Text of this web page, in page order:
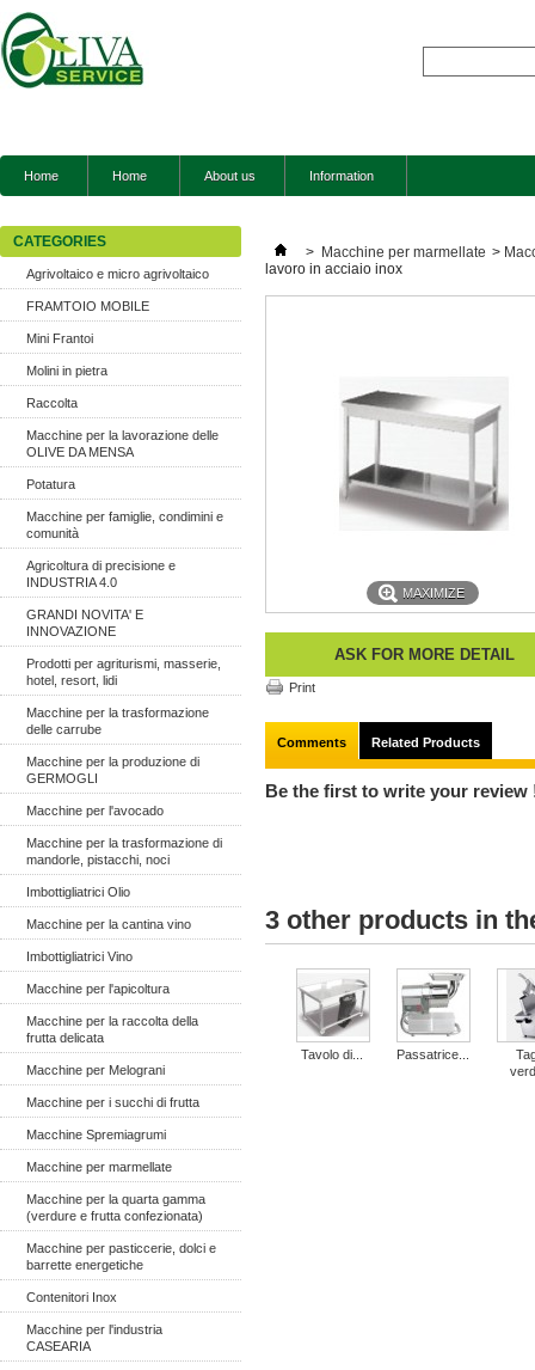
Home Home About us Information
CATEGORIES
Agrivoltaico e micro agrivoltaico
FRAMTOIO MOBILE
Mini Frantoi
Molini in pietra
Raccolta
Macchine per la lavorazione delle
OLIVE DA MENSA
Potatura
Macchine per famiglie, condimini e
comunità
Agricoltura di precisione e
INDUSTRIA 4.0
GRANDI NOVITA' E
INNOVAZIONE
Prodotti per agriturismi, masserie,
hotel, resort, lidi
Macchine per la trasformazione
delle carrube
Macchine per la produzione di
GERMOGLI
Macchine per l'avocado
Macchine per la trasformazione di
mandorle, pistacchi, noci
Imbottigliatrici Olio
Macchine per la cantina vino
Imbottigliatrici Vino
Macchine per l'apicoltura
Macchine per la raccolta della
frutta delicata
Macchine per Melograni
Macchine per i succhi di frutta
Macchine Spremiagrumi
Macchine per marmellate
Macchine per la quarta gamma
(verdure e frutta confezionata)
Macchine per pasticcerie, dolci e
barrette energetiche
Contenitori Inox
Macchine per l'industria
CASEARIA
> Macchine per marmellate >
lavoro in acciaio inox
MAXIMIZE
ASK FOR MORE DETAIL
Print
Comments Related Products
Be the first to write your review
3 other products in
Tavolo di... Passatrice...